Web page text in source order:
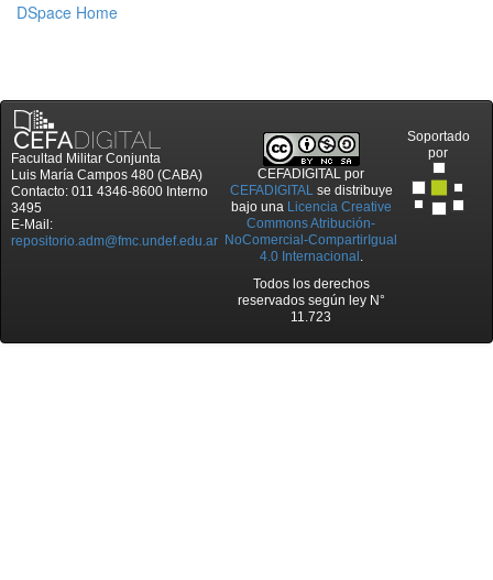
DSpace Home
Facultad Militar Conjunta
Luis María Campos 480 (CABA)
Contacto: 011 4346-8600 Interno
3495
E-Mail:
repositorio.adm@fmc.undef.edu.ar
CEFADIGITAL por
CEFADIGITALse distribuye
bajo una Licencia Creative
Commons Atribución-
NoComercial-CompartirIgual
4.0 Internacional .
Todos los derechos
reservados según ley N°
11.723
Soportado
por